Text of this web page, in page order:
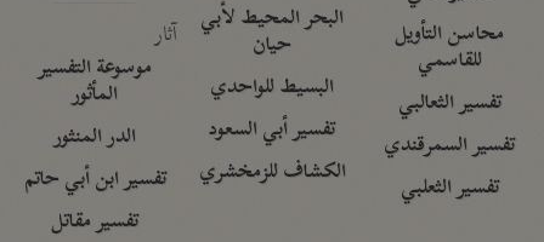
محاسن التأويل
للقاسمي
تفسير الثعالبي
تفسير السمرقندي
تفسير الثعلبي
البحر المحيط لأبي
حيان
البسيط للواحدي
تفسير أبي السعود
الكشاف للزمخشري
آثار
موسوعة التفسير
المأثور
الدر المنثور
تفسير ابن أبي حاتم
تفسير مقاتل